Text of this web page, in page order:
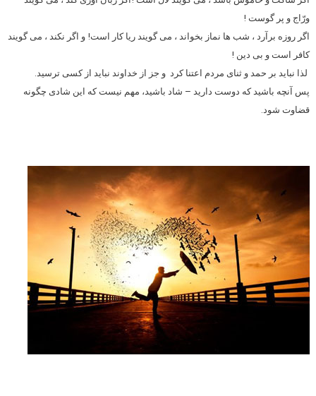
ورّاج و پر گوست !
اگر روزه برآرد ، شب ها نماز بخواند ، می گویند ریا کار است! و اگر نکند ، می گویند
کافر است و بی دین !
لذا نباید بر حمد و ثنای مردم اعتنا کرد و جز از خداوند نباید از کسی ترسید.
پس آنچه باشید که دوست دارید – شاد باشید، مهم نیست که این شادی چگونه
قضاوت شود.